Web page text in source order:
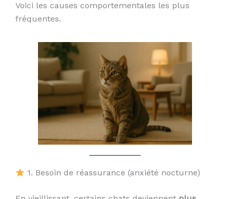
Voici les causes comportementales les plus
fréquentes.
1. Besoin de réassurance (anxiété nocturne)